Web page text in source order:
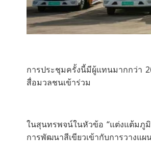
การประชุมครั้งนี้มีผู้แทนมากกว่า
สื่อมวลชนเข้าร่วม
ในสุนทรพจน์ในหัวข้อ “แต่งแต้มภูมิ
การพัฒนาสีเขียวเข้ากับการวางแ